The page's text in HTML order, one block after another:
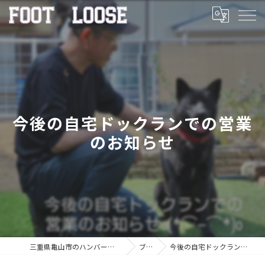
今後の自宅ドックランでの営業
のお知らせ
三重県亀山市のハンバーガーならFOOT LOOSE ブログ 今後の自宅ドックランでの営業のお知らせ